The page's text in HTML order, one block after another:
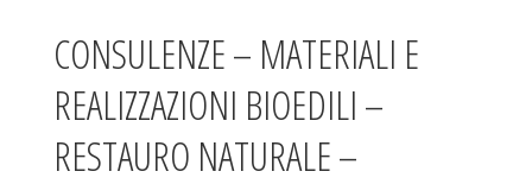
CONSULENZE – MATERIALI E
REALIZZAZIONI BIOEDILI –
RESTAURO NATURALE –